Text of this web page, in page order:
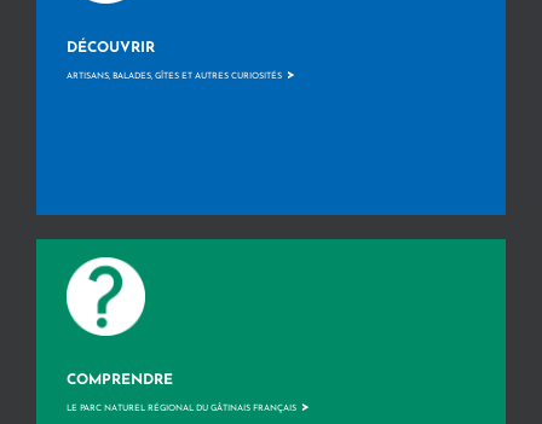
DÉCOUVRIR
ARTISANS, BALADES, GÎTES ET AUTRES CURIOSITÉS >
COMPRENDRE
LE PARC NATUREL RÉGIONAL DU GÂTINAIS FRANÇAIS >